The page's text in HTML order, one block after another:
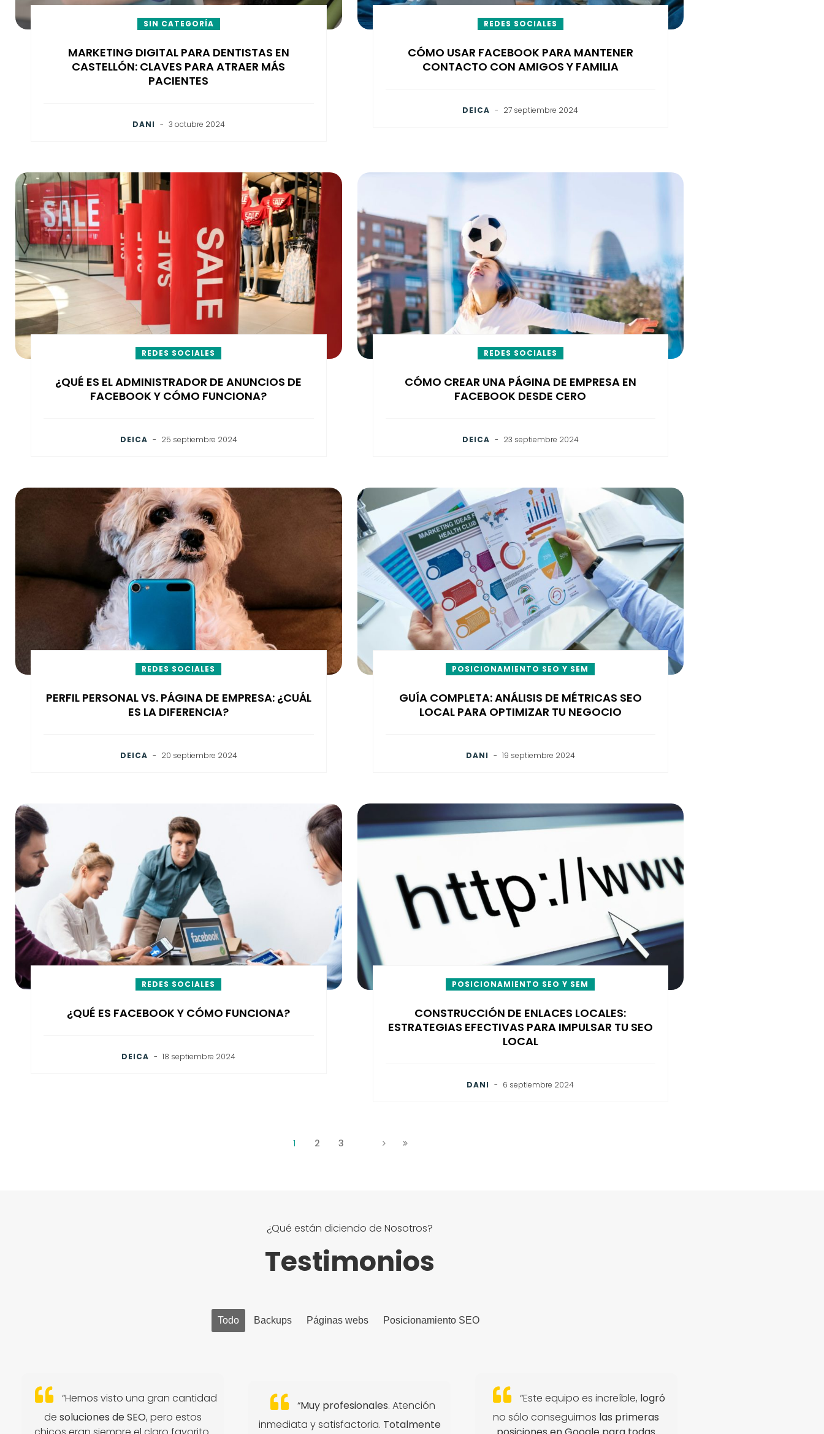
SIN CATEGORÍA
MARKETING DIGITAL PARA DENTISTAS EN
CASTELLÓN: CLAVES PARA ATRAER MÁS
PACIENTES
DANI - 3 octubre 2024
REDES SOCIALES
CÓMO USAR FACEBOOK PARA MANTENER
CONTACTO CON AMIGOS Y FAMILIA
DEICA - 27 septiembre 2024
REDES SOCIALES
¿QUÉ ES EL ADMINISTRADOR DE ANUNCIOS DE
FACEBOOK Y CÓMO FUNCIONA?
DEICA - 25 septiembre 2024
REDES SOCIALES
CÓMO CREAR UNA PÁGINA DE EMPRESA EN
FACEBOOK DESDE CERO
DEICA - 23 septiembre 2024
REDES SOCIALES
PERFIL PERSONAL VS. PÁGINA DE EMPRESA: ¿CUÁL
ES LA DIFERENCIA?
DEICA - 20 septiembre 2024
POSICIONAMIENTO SEO Y SEM
GUÍA COMPLETA: ANÁLISIS DE MÉTRICAS SEO
LOCAL PARA OPTIMIZAR TU NEGOCIO
DANI - 19 septiembre 2024
REDES SOCIALES
¿QUÉ ES FACEBOOK Y CÓMO FUNCIONA?
DEICA - 18 septiembre 2024
POSICIONAMIENTO SEO Y SEM
CONSTRUCCIÓN DE ENLACES LOCALES:
ESTRATEGIAS EFECTIVAS PARA IMPULSAR TU SEO
LOCAL
DANI - 6 septiembre 2024
1 2 3
¿Qué están diciendo de Nosotros?
Testimonios
Todo Backups Páginas webs Posicionamiento SEO
“Hemos visto una gran cantidad
de soluciones de SEO, pero estos
“Muy profesionales. Atención
inmediata y satisfactoria. Totalmente
“Este equipo es increíble, logró
no sólo conseguirnos las primeras